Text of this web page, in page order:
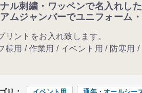
ル刺繍・ワッペンで名入れした
ムジャンバーでユニフォーム
リントをお入れ致します。
様用 / 作業用 / イベント用 / 防寒用